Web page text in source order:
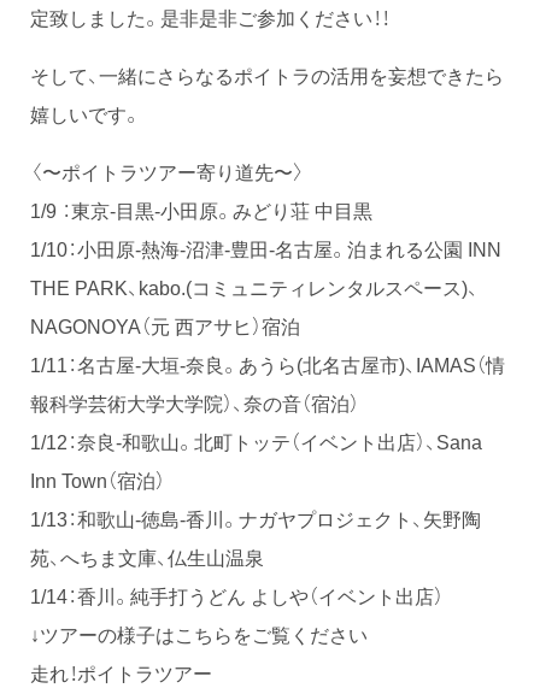
定致しました。是非是非ご参加ください！！
そして、一緒にさらなるポイトラの活用を妄想できたら
嬉しいです。
〈〜ポイトラツアー寄り道先〜〉
1/9 ：東京-目黒-小田原。みどり荘 中目黒
1/10：小田原-熱海-沼津-豊田-名古屋。泊まれる公園 INN
THE PARK、kabo.(コミュニティレンタルスペース)、
NAGONOYA（元 西アサヒ）宿泊
1/11：名古屋-大垣-奈良。あうら(北名古屋市)、IAMAS（情
報科学芸術大学大学院）、奈の音（宿泊）
1/12：奈良-和歌山。北町トッテ（イベント出店）、Sana
Inn Town（宿泊）
1/13：和歌山-徳島-香川。ナガヤプロジェクト、矢野陶
苑、へちま文庫、仏生山温泉
1/14：香川。純手打うどん よしや（イベント出店）
↓ツアーの様子はこちらをご覧ください
走れ！ポイトラツアー